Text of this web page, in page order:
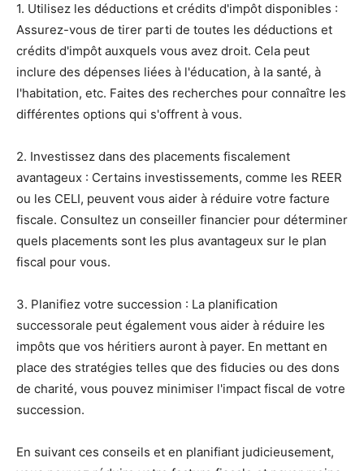
1. Utilisez les déductions et crédits d'impôt disponibles :
Assurez-vous de tirer parti de toutes les déductions et
crédits d'impôt auxquels vous avez droit. Cela peut
inclure des dépenses liées à l'éducation, à la santé, à
l'habitation, etc. Faites des recherches pour connaître les
différentes options qui s'offrent à vous.
2. Investissez dans des placements fiscalement
avantageux : Certains investissements, comme les REER
ou les CELI, peuvent vous aider à réduire votre facture
fiscale. Consultez un conseiller financier pour déterminer
quels placements sont les plus avantageux sur le plan
fiscal pour vous.
3. Planifiez votre succession : La planification
successorale peut également vous aider à réduire les
impôts que vos héritiers auront à payer. En mettant en
place des stratégies telles que des fiducies ou des dons
de charité, vous pouvez minimiser l'impact fiscal de votre
succession.
En suivant ces conseils et en planifiant judicieusement,